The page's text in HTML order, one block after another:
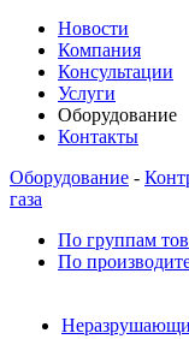
Новости
Компания
Консультации
Услуги
Оборудование
Контакты
Оборудование -
газа
По группам
По